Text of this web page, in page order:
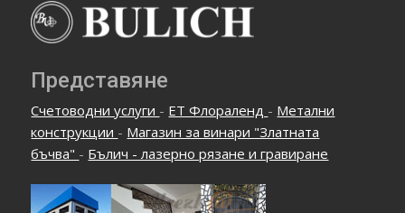
Представяне
Счетоводни услуги - ЕТ Флораленд - Метални
конструкции - Магазин за винари "Златната
бъчва" - Бълич - лазерно рязане и гравиране